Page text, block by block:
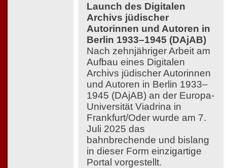
Launch des Digitalen
Archivs jüdischer
Autorinnen und Autoren in
Berlin 1933–1945 (DAjAB)
Nach zehnjähriger Arbeit am
Aufbau eines Digitalen
Archivs jüdischer Autorinnen
und Autoren in Berlin 1933–
1945 (DAjAB) an der Europa-
Universität Viadrina in
Frankfurt/Oder wurde am 7.
Juli 2025 das
bahnbrechende und bislang
in dieser Form einzigartige
Portal vorgestellt.